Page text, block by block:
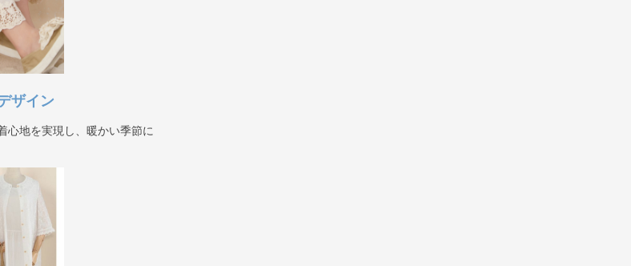
ザイン
心地を実現し、暖かい季節に